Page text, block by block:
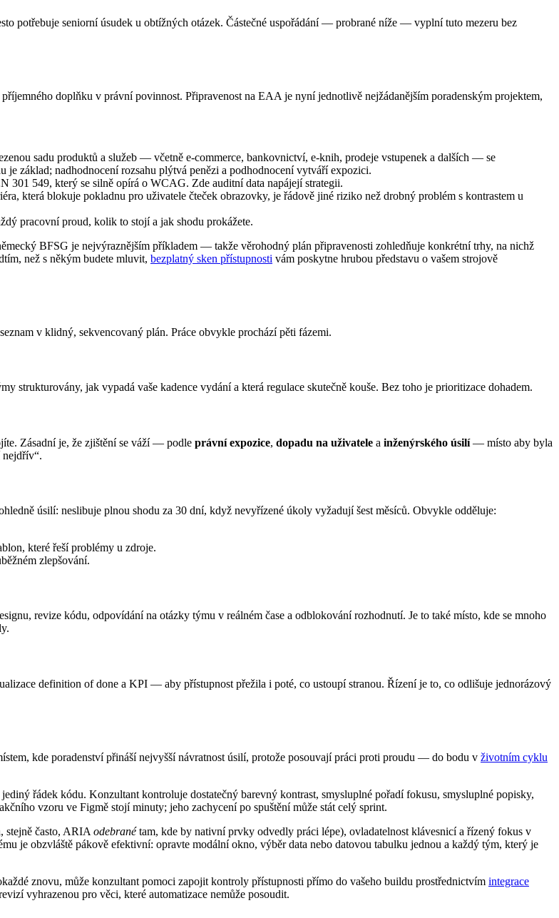
potřebuje seniorní úsudek u obtížných otázek. Částečné uspořádání — probrané níže — vyplní tuto mezeru bez
doplňku v právní povinnost. Připravenost na EAA je nyní jednotlivě nejžádanějším poradenským projektem,
sadu produktů a služeb — včetně e-commerce, bankovnictví, e-knih, prodeje vstupenek a dalších — se
základ; nadhodnocení rozsahu plýtvá penězi a podhodnocení vytváří expozici.
301 549, který se silně opírá o WCAG. Zde auditní data napájejí strategii.
která blokuje pokladnu pro uživatele čteček obrazovky, je řádově jiné riziko než drobný problém s kontrastem u
pracovní proud, kolik to stojí a jak shodu prokážete.
BFSG je nejvýraznějším příkladem — takže věrohodný plán připravenosti zohledňuje konkrétní trhy, na nichž
než s někým budete mluvit, bezplatný sken přístupnosti vám poskytne hrubou představu o vašem strojově
v klidný, sekvencovaný plán. Práce obvykle prochází pěti fázemi.
strukturovány, jak vypadá vaše kadence vydání a která regulace skutečně kouše. Bez toho je prioritizace dohadem.
Zásadní je, že zjištění se váží — podle právní expozice, dopadu na uživatele a inženýrského úsilí— místo aby byla
nejdřív“.
úsilí: neslibuje plnou shodu za 30 dní, když nevyřízené úkoly vyžadují šest měsíců. Obvykle odděluje:
které řeší problémy u zdroje.
zlepšování.
revize kódu, odpovídání na otázky týmu v reálném čase a odblokování rozhodnutí. Je to také místo, kde se mnoho
definition of done a KPI — aby přístupnost přežila i poté, co ustoupí stranou. Řízení je to, co odlišuje jednorázový
kde poradenství přináší nejvyšší návratnost úsilí, protože posouvají práci proti proudu — do bodu v životním cyklu
řádek kódu. Konzultant kontroluje dostatečný barevný kontrast, smysluplné pořadí fokusu, smysluplné popisky,
vzoru ve Figmě stojí minuty; jeho zachycení po spuštění může stát celý sprint.
často, ARIA odebranétam, kde by nativní prvky odvedly práci lépe), ovladatelnost klávesnicí a řízený fokus v
je obzvláště pákově efektivní: opravte modální okno, výběr data nebo datovou tabulku jednou a každý tým, který je
znovu, může konzultant pomoci zapojit kontroly přístupnosti přímo do vašeho buildu prostřednictvím integrace
vyhrazenou pro věci, které automatizace nemůže posoudit.